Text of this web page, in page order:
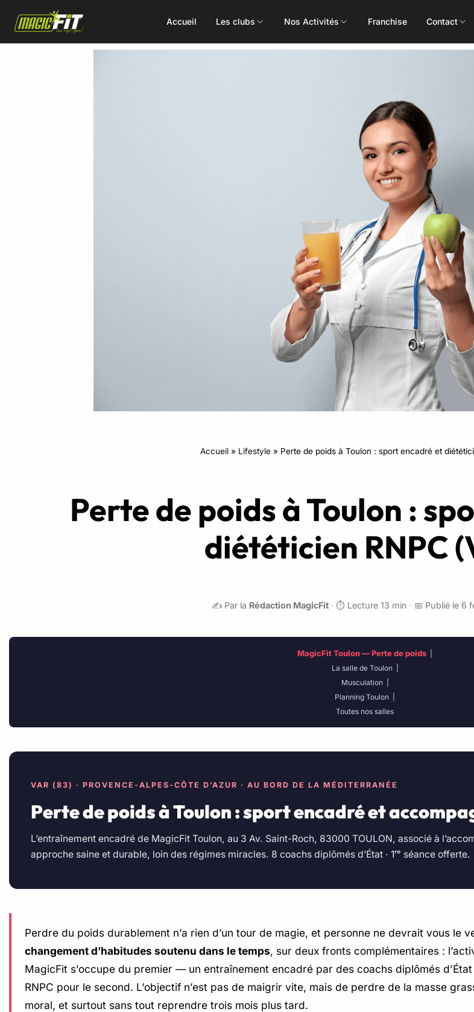
Accueil Les clubs Nos Activités
Body Combat
Body Balance
RPM
Concept
ALEOP
Aléop Cardio
Aléop Force
Aléop Fight
Booty Shape
Power Flow
Franchise Contact
Accueil» Lifestyle» Perte de poids à Toulon : sport encadré et
Perte de poids à Toulon :
diététicien RNPC
✍️ Par la Rédaction MagicFit · ⏱️ Lecture 13 min · 📅 Publié le 6
MagicFit Toulon — Perte de poids
La salle de Toulon|
Musculation|
Planning Toulon
Toutes nos salles
VAR (83) · PROVENCE-ALPES-CÔTE D’AZUR · AU BORD DE LA MÉDITERRANÉE
Perte de poids à Toulon : sport encadré et
L’entraînement encadré de MagicFit Toulon, au 3 Av. Saint-Roch, 83000 TOULON, associé à
approche saine et durable, loin des régimes miracles. 8 coachs diplômés d’État · 1ʳᵉ séance offerte.
Perdre du poids durablement n’a rien d’un tour de magie, et personne ne devrait vous le
changement d’habitudes soutenu dans le temps, sur deux fronts complémentaires :
MagicFit s’occupe du premier — un entraînement encadré par des coachs diplômés
RNPC pour le second. L’objectif n’est pas de maigrir vite, mais de perdre de la masse
moral, et surtout sans tout reprendre trois mois plus tard.